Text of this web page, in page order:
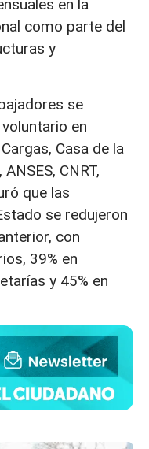
en la
como parte del
y
se
en
Casa de la
CNRT,
que las
se redujeron
con
39% en
y 45% en